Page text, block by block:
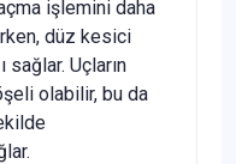
işlemini daha
düz kesici
sağlar. Uçların
olabilir, bu da